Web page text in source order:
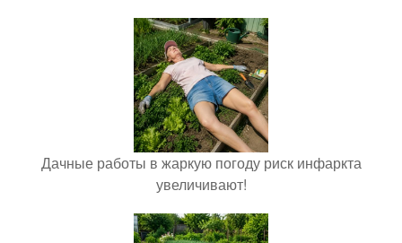
Дачные работы в жаркую погоду риск инфаркта
увеличивают!